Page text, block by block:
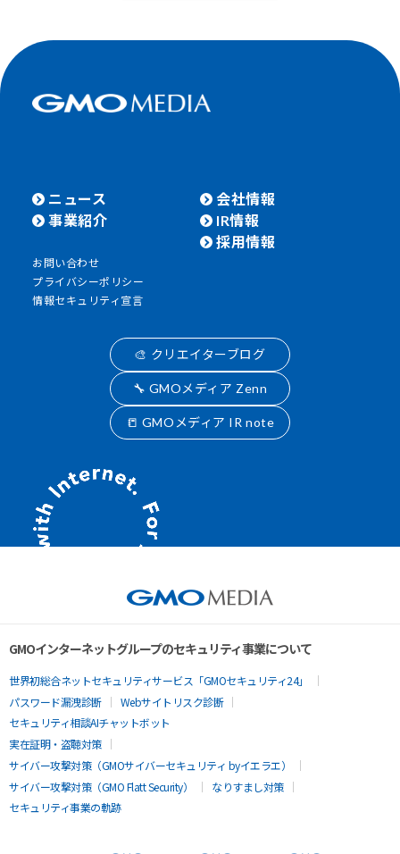
ニュース
事業紹介
会社情報
IR情報
採用情報
お問い合わせ
プライバシーポリシー
情報セキュリティ宣言
🎨 クリエイターブログ
🔧 GMOメディア Zenn
📒 GMOメディア IR note
GMOインターネットグループのセキュリティ事業について
世界初総合ネットセキュリティサービス「GMOセキュリティ24」
パスワード漏洩診断
Webサイトリスク診断
セキュリティ相談AIチャットボット
実在証明・盗聴対策
サイバー攻撃対策（GMOサイバーセキュリティ byイエラエ）
サイバー攻撃対策（GMO Flatt Security）
なりすまし対策
セキュリティ事業の軌跡